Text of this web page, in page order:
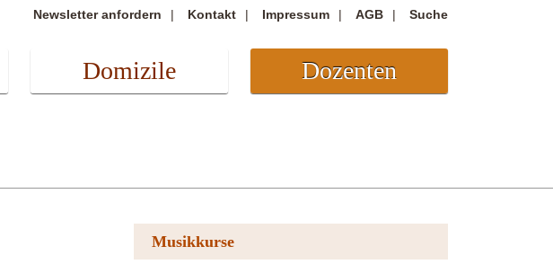
Newsletter anfordern Kontakt Impressum AGB Suche
Domizile Dozenten
Musikkurse